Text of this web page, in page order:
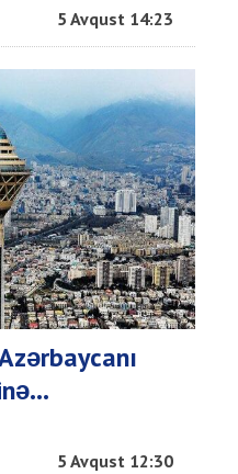
5 Avqust 14:23
5 Avqust 12:30